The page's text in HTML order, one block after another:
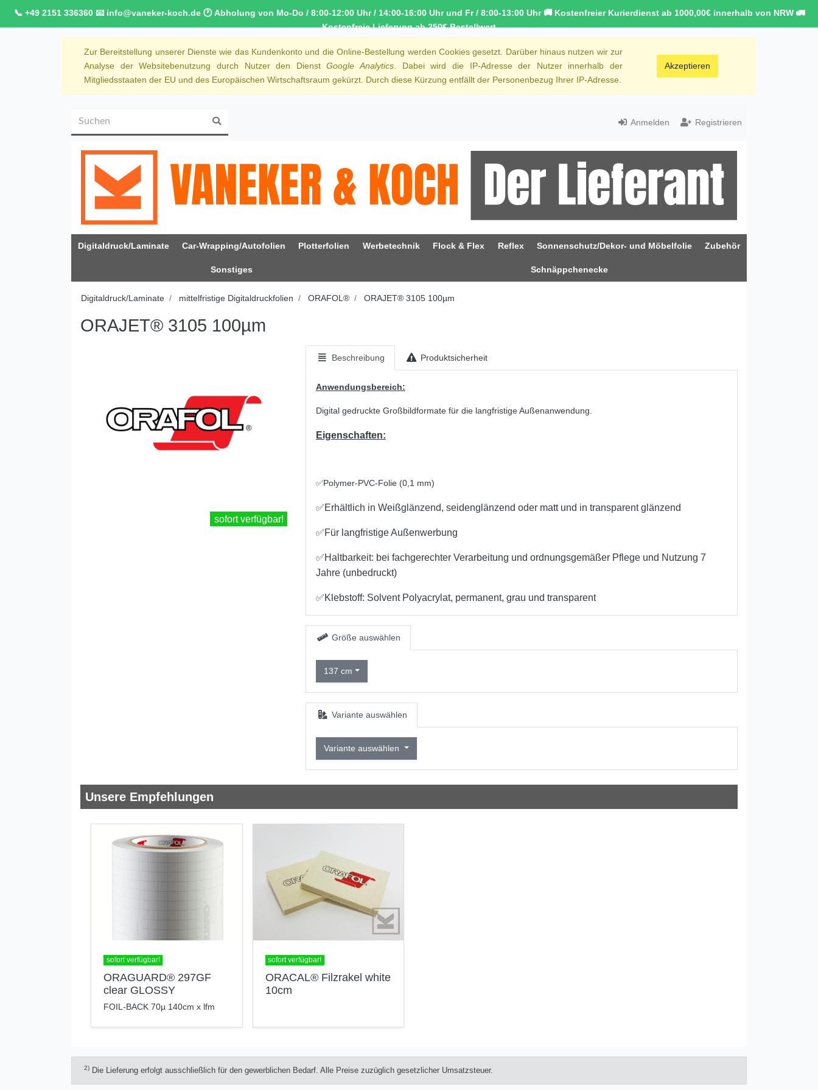
📞 +49 2151 336360 📧 info@vaneker-koch.de 🕐 Abholung von Mo-Do / 8:00-12:00 Uhr / 14:00-16:00 Uhr und Fr / 8:00-13:00 Uhr 🚚 Kostenfreier Kurierdienst ab 1000,00€ innerhalb von NRW 🚛
Kostenfreie Lieferung ab 250€ Bestellwert
Zur Bereitstellung unserer Dienste wie das Kundenkonto und die Online-Bestellung werden Cookies gesetzt. Darüber hinaus nutzen wir zur
Analyse der Websitebenutzung durch Nutzer den DienstGoogle Analytics . Dabei wird die IP-Adresse der Nutzer innerhalb der
Mitgliedsstaaten der EU und des Europäischen Wirtschaftsraum gekürzt. Durch diese Kürzung entfällt der Personenbezug Ihrer IP-Adresse.
Akzeptieren
Anmelden Registrieren
Digitaldruck/Laminate Car-Wrapping/Autofolien Plotterfolien Werbetechnik Flock & Flex Reflex Sonnenschutz/Dekor- und Möbelfolie Zubehör
Sonstiges Schnäppchenecke
Digitaldruck/Laminate mittelfristige Digitaldruckfolien ORAFOL® ORAJET® 3105 100µm
ORAJET® 3105 100µm
sofort verfügbar!
Beschreibung Produktsicherheit
Anwendungsbereich:
Digital gedruckte Großbildformate für die langfristige Außenanwendung.
Eigenschaften:
✅Polymer-PVC-Folie (0,1 mm)
✅Erhältlich in Weißglänzend, seidenglänzend oder matt und in transparent glänzend
✅Für langfristige Außenwerbung
✅Haltbarkeit: bei fachgerechter Verarbeitung und ordnungsgemäßer Pflege und Nutzung 7
Jahre (unbedruckt)
✅Klebstoff: Solvent Polyacrylat, permanent, grau und transparent
Größe auswählen
137 cm
Variante auswählen
Variante auswählen
Unsere Empfehlungen
sofort verfügbar!
ORAGUARD® 297GF
clear GLOSSY
FOIL-BACK 70µ 140cm x lfm
sofort verfügbar!
ORACAL® Filzrakel white
10cm
2) Die Lieferung erfolgt ausschließlich für den gewerblichen Bedarf. Alle Preise zuzüglich gesetzlicher Umsatzsteuer.